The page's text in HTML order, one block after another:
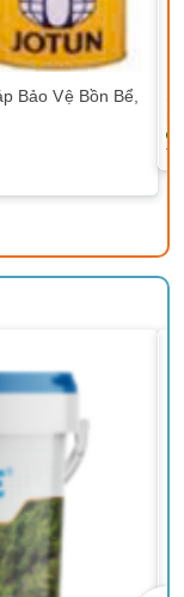
Bảo Vệ Bồn Bể,